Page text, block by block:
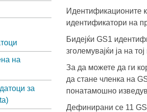
на
за
Идентификационите
идентификатори на
Бидејќи GS1
зголемувајќи ја на
За да можете да ги
да стане членка на
понатамошно
Дефинирани се 11